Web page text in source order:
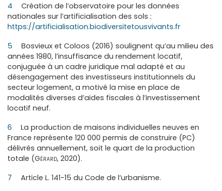
4
Création de l’observatoire pour les données
nationales sur l’artificialisation des sols :
https://artificialisation.biodiversitetousvivants.fr
5
Bosvieux et Coloos (2016) soulignent qu’au milieu des
années 1980, l’insuffisance du rendement locatif,
conjuguée à un cadre juridique mal adapté et au
désengagement des investisseurs institutionnels du
secteur logement, a motivé la mise en place de
modalités diverses d’aides fiscales à l’investissement
locatif neuf.
6
La production de maisons individuelles neuves en
France représente 120 000 permis de construire (PC)
délivrés annuellement, soit le quart de la production
totale (Gérard, 2020).
7
Article L. 141-15 du Code de l’urbanisme.